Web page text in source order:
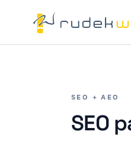
SEO + AEO
SEO